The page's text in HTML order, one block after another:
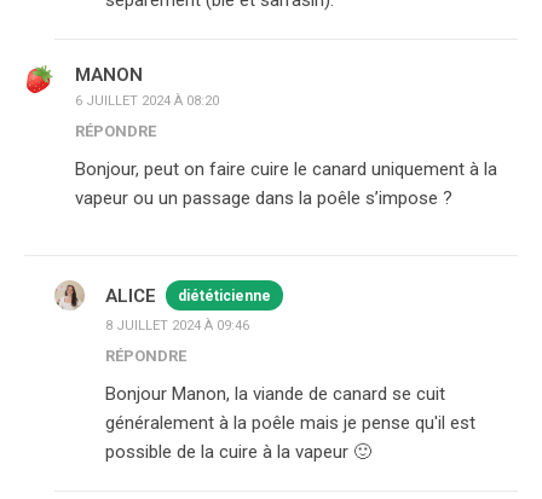
MANON
6 JUILLET 2024 À 08:20
RÉPONDRE
Bonjour, peut on faire cuire le canard uniquement à la
vapeur ou un passage dans la poêle s’impose ?
ALICE diététicienne
8 JUILLET 2024 À 09:46
RÉPONDRE
Bonjour Manon, la viande de canard se cuit
généralement à la poêle mais je pense qu'il est
possible de la cuire à la vapeur 🙂